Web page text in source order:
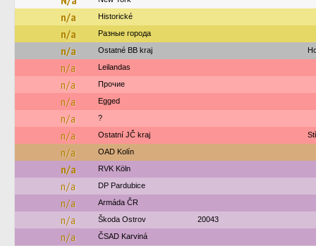
n/a Historické
n/a Разные города
n/a Ostatné BB kraj
n/a Leilandas
n/a Прочие
n/a Egged
n/a ?
n/a Ostatní JČ kraj
n/a OAD Kolín
n/a RVK Köln
n/a DP Pardubice
n/a Armáda ČR
n/a Škoda Ostrov 20043
n/a ČSAD Karviná